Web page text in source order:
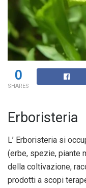
0
SHARES
Erboristeria
L’ Erboristeria si
(erbe, spezie, piante
della coltivazione,
prodotti a scopi